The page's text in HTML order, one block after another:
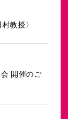
教授〉
開催のご